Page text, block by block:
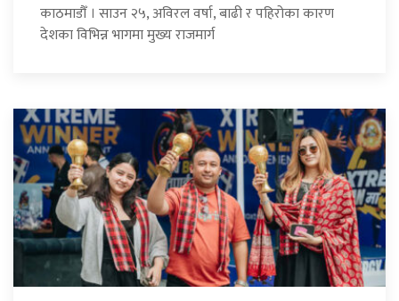
काठमाडौँ । साउन २५, अविरल वर्षा, बाढी र पहिरोका कारण
देशका विभिन्न भागमा मुख्य राजमार्ग